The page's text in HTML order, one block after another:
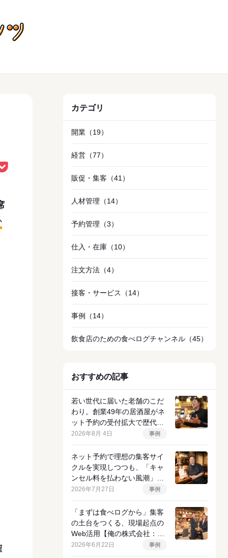
カテゴリ
開業 （19）
経営 （77）
販促・集客 （41）
人材管理 （14）
予約管理 （3）
仕入・在庫 （10）
注文方法 （4）
接客・サービス （14）
事例 （14）
飲食店のための食べログチャンネル （45）
おすすめの記事
若い世代に届いた老舗のこだ
わり。創業49年の居酒屋がネ
ット予約の受付拡大で歴代ト
ップクラスの売上を達成した
2026年8月 4日 事例
ネット予約で理想の集客サイ
クルを実現しつつも、「キャ
ンセル料を払わない風潮」に
挑む店主の決意
2026年7月27日 事例
「まずは食べログから」集客
の土台をつくる、現場起点の
Web活用【俺の株式会社：イ
ンタビュー前編】
2026年6月22日 事例